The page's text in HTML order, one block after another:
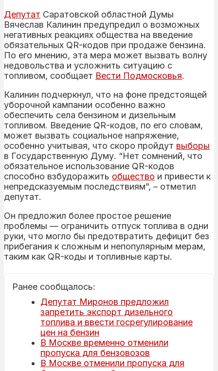
Депутат Саратовской областной Думы
Вячеслав Калинин предупредил о возможных
негативных реакциях общества на введение
обязательных QR-кодов при продаже бензина.
По его мнению, эта мера может вызвать волну
недовольства и усложнить ситуацию с
топливом, сообщает Вести Подмосковья.
Калинин подчеркнул, что на фоне предстоящей
уборочной кампании особенно важно
обеспечить села бензином и дизельным
топливом. Введение QR-кодов, по его словам,
может вызвать социальное напряжение,
особенно учитывая, что скоро пройдут выборы
в Государственную Думу. “Нет сомнений, что
обязательное использование QR-кодов
способно взбудоражить общество и привести к
непредсказуемым последствиям”, – отметил
депутат.
Он предложил более простое решение
проблемы — ограничить отпуск топлива в одни
руки, что могло бы предотвратить дефицит без
прибегания к сложным и непопулярным мерам,
таким как QR-коды и топливные карты.
Ранее сообщалось:
Депутат Миронов предложил
запретить экспорт дизельного
топлива и ввести госрегулирование
цен на бензин
В Москве временно отменили
пропуска для бензовозов
В Москве отменили пропуска для